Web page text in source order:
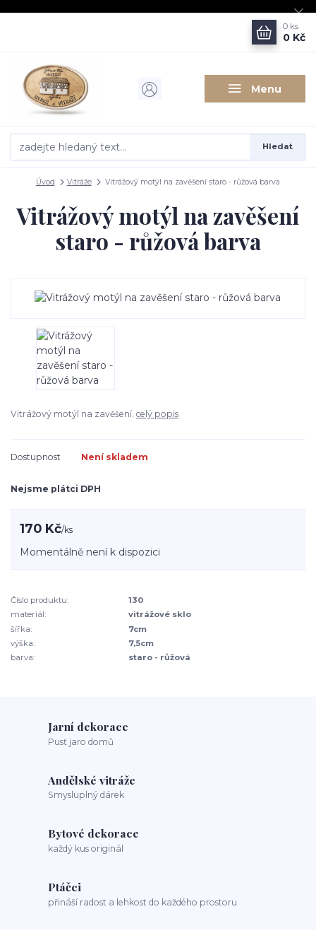
Menu
Hledat
0 ks
0 Kč
Úvod Vitráže Vitrážový motýl na zavěšení staro - růžová barva
Vitrážový motýl na zavěšení
staro - růžová barva
Vitrážový motýl na zavěšení. celý popis
Dostupnost Není skladem
Nejsme plátci DPH
170 Kč/ks
Momentálně není k dispozici
Číslo produktu:
130
materiál:
vitrážové sklo
šířka:
7cm
výška:
7,5cm
barva:
staro - růžová
Jarní dekorace
Pusť jaro domů
Andělské vitráže
Smysluplný dárek
Bytové dekorace
každý kus originál
Ptáčci
přináší radost a lehkost do každého prostoru